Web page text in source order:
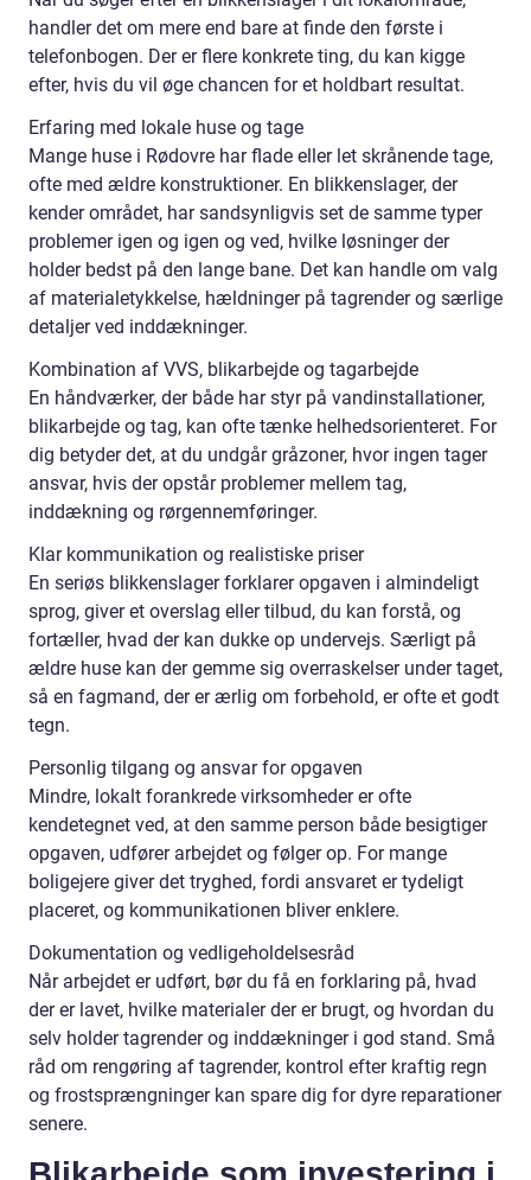
handler det om mere end bare at finde den første i
telefonbogen. Der er flere konkrete ting, du kan kigge
efter, hvis du vil øge chancen for et holdbart resultat.
Erfaring med lokale huse og tage
Mange huse i Rødovre har flade eller let skrånende tage,
ofte med ældre konstruktioner. En blikkenslager, der
kender området, har sandsynligvis set de samme typer
problemer igen og igen og ved, hvilke løsninger der
holder bedst på den lange bane. Det kan handle om valg
af materialetykkelse, hældninger på tagrender og særlige
detaljer ved inddækninger.
Kombination af VVS, blikarbejde og tagarbejde
En håndværker, der både har styr på vandinstallationer,
blikarbejde og tag, kan ofte tænke helhedsorienteret. For
dig betyder det, at du undgår gråzoner, hvor ingen tager
ansvar, hvis der opstår problemer mellem tag,
inddækning og rørgennemføringer.
Klar kommunikation og realistiske priser
En seriøs blikkenslager forklarer opgaven i almindeligt
sprog, giver et overslag eller tilbud, du kan forstå, og
fortæller, hvad der kan dukke op undervejs. Særligt på
ældre huse kan der gemme sig overraskelser under taget,
så en fagmand, der er ærlig om forbehold, er ofte et godt
tegn.
Personlig tilgang og ansvar for opgaven
Mindre, lokalt forankrede virksomheder er ofte
kendetegnet ved, at den samme person både besigtiger
opgaven, udfører arbejdet og følger op. For mange
boligejere giver det tryghed, fordi ansvaret er tydeligt
placeret, og kommunikationen bliver enklere.
Dokumentation og vedligeholdelsesråd
Når arbejdet er udført, bør du få en forklaring på, hvad
der er lavet, hvilke materialer der er brugt, og hvordan du
selv holder tagrender og inddækninger i god stand. Små
råd om rengøring af tagrender, kontrol efter kraftig regn
og frostsprængninger kan spare dig for dyre reparationer
senere.